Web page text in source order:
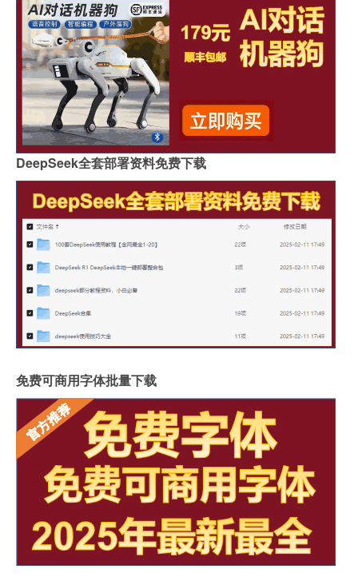
DeepSeek全套部署资料免费下载
免费可商用字体批量下载